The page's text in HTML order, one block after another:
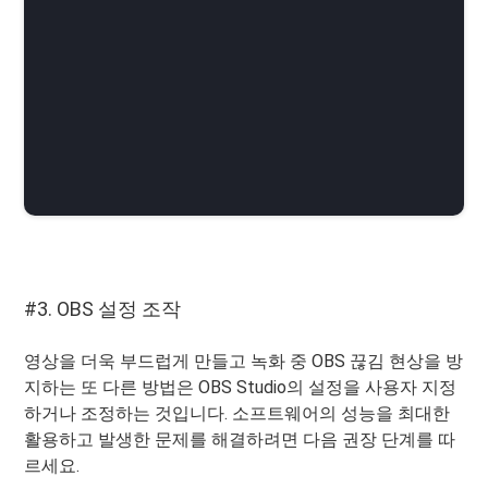
#3. OBS 설정 조작
영상을 더욱 부드럽게 만들고 녹화 중 OBS 끊김 현상을 방
지하는 또 다른 방법은 OBS Studio의 설정을 사용자 지정
하거나 조정하는 것입니다. 소프트웨어의 성능을 최대한
활용하고 발생한 문제를 해결하려면 다음 권장 단계를 따
르세요.